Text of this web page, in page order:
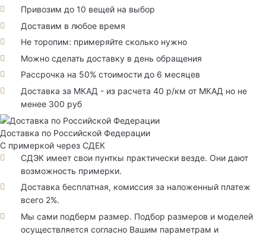
Привозим до 10 вещей на выбор
Доставим в любое время
Не торопим: примеряйте сколько нужно
Можно сделать доставку в день обращения
Рассрочка на 50% стоимости до 6 месяцев
Доставка за МКАД - из расчета 40 р/км от МКАД но не
менее 300 руб
Доставка по Российской Федерации
С примеркой через СДЕК
СДЭК имеет свои пунткы практически везде. Они дают
возможность примерки.
Доставка бесплатная, комиссия за наложенный платеж
всего 2%.
Мы сами подберм размер. Подбор размеров и моделей
осуществляется согласно Вашим параметрам и